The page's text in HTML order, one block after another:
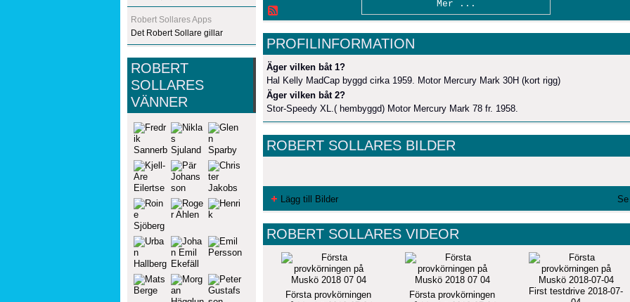
Robert Sollares Apps
Det Robert Sollare gillar
ROBERT
SOLLARES
VÄNNER
Mer ...
PROFILINFORMATION
Äger vilken båt 1?
Hal Kelly MadCap byggd cirka 1959. Motor Mercury Mark 30H (kort rigg)
Äger vilken båt 2?
Stor-Speedy XL.( hembyggd) Motor Mercury Mark 78 fr. 1958.
ROBERT SOLLARES BILDER
Lägg till Bilder
ROBERT SOLLARES VIDEOR
Första provkörningen
Första provkörningen